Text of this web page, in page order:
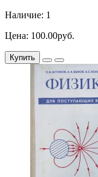
Наличие: 1
Цена: 100.00руб.
Купить